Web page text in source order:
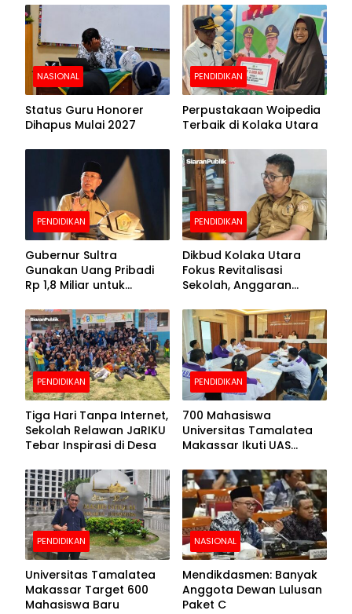
Foto Putrinya Perlihatkan
Ijazah
NASIONAL
Status Guru Honorer
Dihapus Mulai 2027
PENDIDIKAN
Perpustakaan Woipedia
Terbaik di Kolaka Utara
PENDIDIKAN
Gubernur Sultra
Gunakan Uang Pribadi
Rp 1,8 Miliar untuk
Pendaftaran Segera
Dibuka
PENDIDIKAN
Dikbud Kolaka Utara
Fokus Revitalisasi
Sekolah, Anggaran
Miliar
PENDIDIKAN
Tiga Hari Tanpa Internet,
Sekolah Relawan JaRIKU
Tebar Inspirasi di Desa
PENDIDIKAN
700 Mahasiswa
Universitas Tamalatea
Makassar Ikuti UAS
PENDIDIKAN
Universitas Tamalatea
Makassar Target 600
Mahasiswa Baru
NASIONAL
Mendikdasmen: Banyak
Anggota Dewan Lulusan
Paket C